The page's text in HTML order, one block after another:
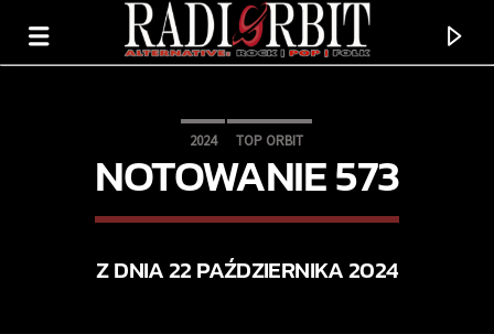
2024 TOP ORBIT
NOTOWANIE 573
Z DNIA 22 PAŹDZIERNIKA 2024